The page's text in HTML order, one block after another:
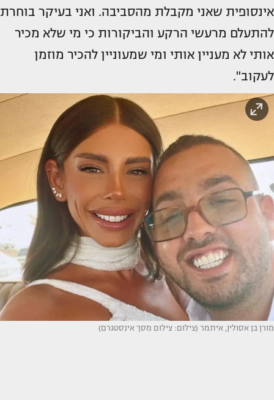
אינסופית שאני מקבלת מהסביבה. ואני בעיקר בוחרת
להתעלם מרעשי הרקע והביקורות כי מי שלא מכיר
אותי לא מעניין אותי ומי שמעוניין להכיר מוזמן
לעקוב".
מורן בן אסולין, איתמר (צילום: צילום מסך אינסטגרם)